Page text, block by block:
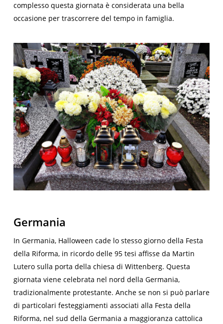
complesso questa giornata è considerata una bella
occasione per trascorrere del tempo in famiglia.
Germania
In Germania, Halloween cade lo stesso giorno della Festa
della Riforma, in ricordo delle 95 tesi affisse da Martin
Lutero sulla porta della chiesa di Wittenberg. Questa
giornata viene celebrata nel nord della Germania,
tradizionalmente protestante. Anche se non si può parlare
di particolari festeggiamenti associati alla Festa della
Riforma, nel sud della Germania a maggioranza cattolica